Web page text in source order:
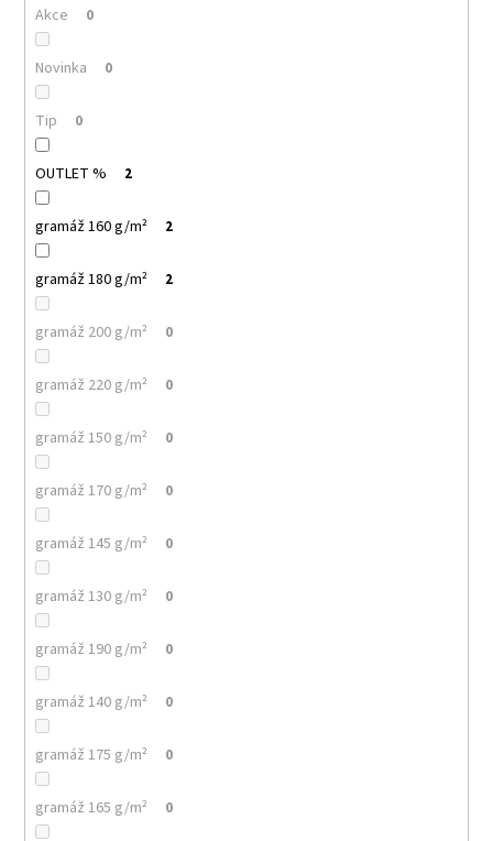
Akce 0
Novinka 0
Tip 0
OUTLET % 2
gramáž 160 g/m² 2
gramáž 180 g/m² 2
gramáž 200 g/m² 0
gramáž 220 g/m² 0
gramáž 150 g/m² 0
gramáž 170 g/m² 0
gramáž 145 g/m² 0
gramáž 130 g/m² 0
gramáž 190 g/m² 0
gramáž 140 g/m² 0
gramáž 175 g/m² 0
gramáž 165 g/m² 0
m
MALFINI
BASIC
129
PÁNSKÉ/UNISEX
TRIČKO,
160
100%
BAVLNA,
SILIKONOVÁ
ÚPRAVA
92
Kč